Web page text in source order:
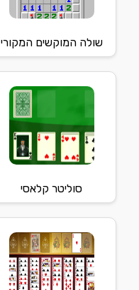
שולה המוקשים המקורי
סוליטר קלאסי